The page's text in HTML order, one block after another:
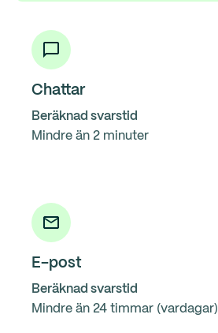
Chattar
Beräknad svarstid
Mindre än 2 minuter
E-post
Beräknad svarstid
Mindre än 24 timmar (vardagar)